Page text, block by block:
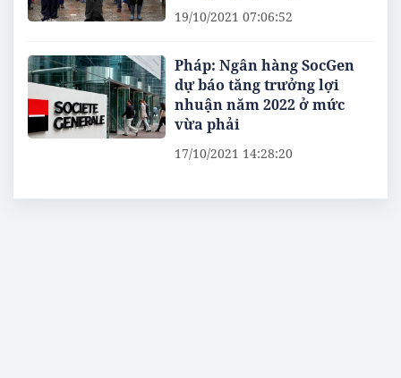
19/10/2021 07:06:52
Pháp: Ngân hàng SocGen
dự báo tăng trưởng lợi
nhuận năm 2022 ở mức
vừa phải
17/10/2021 14:28:20